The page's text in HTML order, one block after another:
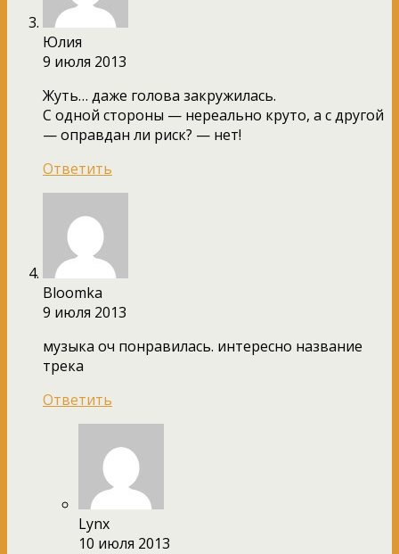
Юлия
9 июля 2013
Жуть… даже голова закружилась.
С одной стороны — нереально круто, а с другой
— оправдан ли риск? — нет!
Ответить
Bloomka
9 июля 2013
музыка оч понравилась. интересно название
трека
Ответить
Lynx
10 июля 2013